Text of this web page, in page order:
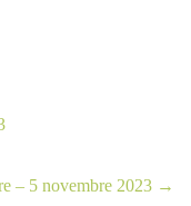
– 5 novembre 2023 →